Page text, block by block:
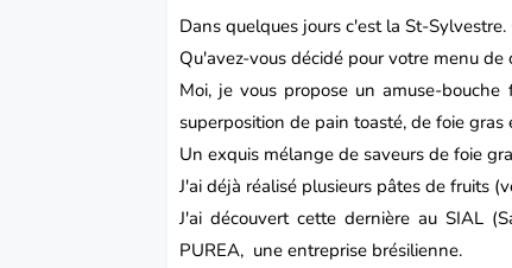
Dans quelques jours c'est la St-
Qu'avez-vous décidé pour votre menu
Moi, je vous propose unamuse-bouche
superposition de pain toasté, de foie
Un exquis mélange de saveurs de foie
J'ai déjà réalisé plusieurs pâtes de fruits
J'ai découvert cette dernière au SIAL
PUREA, une entreprise brésilienne.